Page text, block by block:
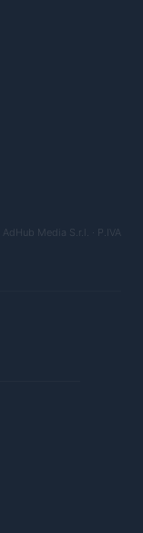
AdHub Media S.r.l. · P.IVA